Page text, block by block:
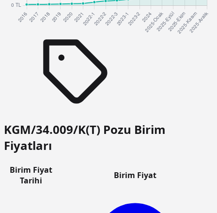
KGM/34.009/K(T) Pozu Birim
Fiyatları
Birim Fiyat
Tarihi
Birim Fiyat